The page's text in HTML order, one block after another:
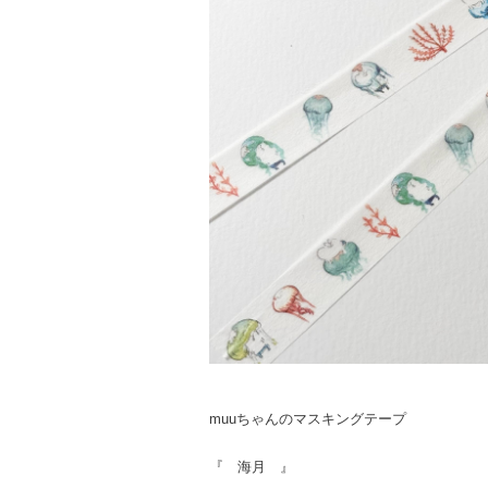
muuちゃんのマスキングテープ
『 海月 』